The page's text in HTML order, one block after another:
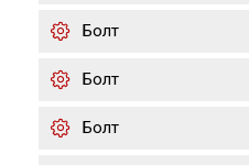
Болт
Болт
Болт